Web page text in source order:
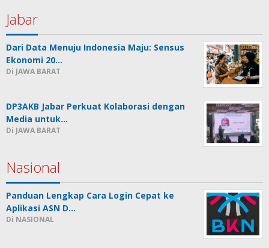
Jabar
Dari Data Menuju Indonesia Maju: Sensus
Ekonomi 20…
Di JAWA BARAT
DP3AKB Jabar Perkuat Kolaborasi dengan
Media untuk…
Di JAWA BARAT
Nasional
Panduan Lengkap Cara Login Cepat ke
Aplikasi ASN D…
Di NASIONAL